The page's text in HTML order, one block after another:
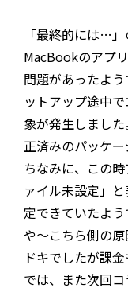
「最終的には…
MacBookのアプ
問題があったよ
ットアップ途中
象が発生しまし
正済みのパッケ
ちなみに、この
ァイル未設定」
定できていたよ
や～こちら側の
ドキでしたが課
では、また次回